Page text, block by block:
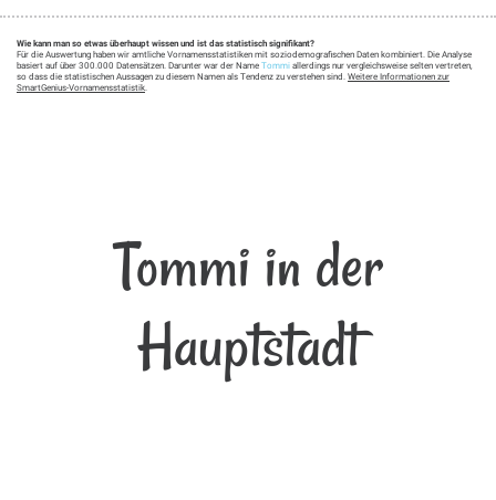
Wie kann man so etwas überhaupt wissen und ist das statistisch signifikant?
Für die Auswertung haben wir amtliche Vornamensstatistiken mit soziodemografischen Daten kombiniert. Die Analyse
basiert auf über 300.000 Datensätzen. Darunter war der Name Tommi allerdings nur vergleichsweise selten vertreten,
so dass die statistischen Aussagen zu diesem Namen als Tendenz zu verstehen sind. Weitere Informationen zur
SmartGenius-Vornamensstatistik.
Tommi in der
Hauptstadt